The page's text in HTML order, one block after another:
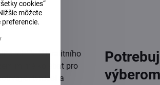
rohlík. U kvalitního
mírně kolébat pro
tvrdost a
cookies“
môžete